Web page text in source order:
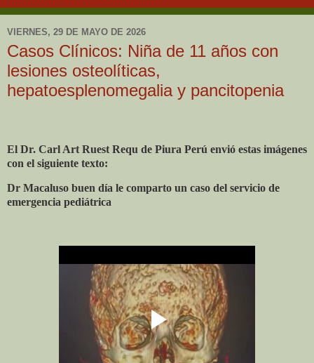
VIERNES, 29 DE MAYO DE 2026
Casos Clínicos: Niña de 11 años con
lesiones osteolíticas,
hepatoesplenomegalia y pancitopenia
El Dr. Carl Art Ruest Requ de Piura Perú envió estas imágenes
con el siguiente texto:
Dr Macaluso buen día le comparto un caso del servicio de
emergencia pediátrica